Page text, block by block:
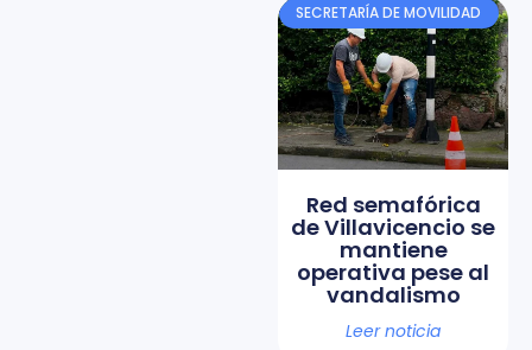
SECRETARÍA DE MOVILIDAD
Red semafórica
de Villavicencio se
mantiene
operativa pese al
vandalismo
Leer noticia